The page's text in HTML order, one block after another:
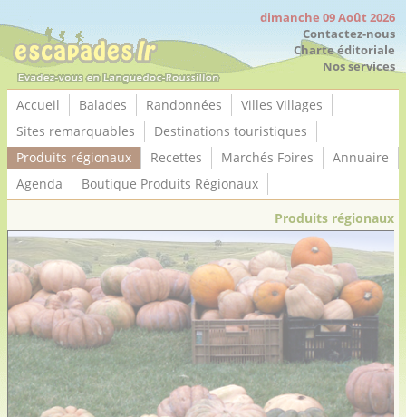
dimanche 09 Août 2026
Contactez-nous
Charte éditoriale
Nos services
Accueil Balades Randonnées
Villes Villages
Sites remarquables
Destinations touristiques
Produits régionaux
Recettes Marchés Foires
Annuaire
Agenda
Boutique Produits Régionaux
Produits régionaux